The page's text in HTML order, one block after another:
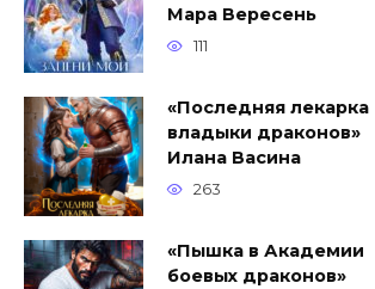
Мара Вересень
111
«Последняя лекарка
владыки драконов»
Илана Васина
263
«Пышка в Академии
боевых драконов»